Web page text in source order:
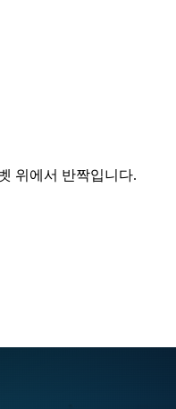
위에서 반짝입니다.